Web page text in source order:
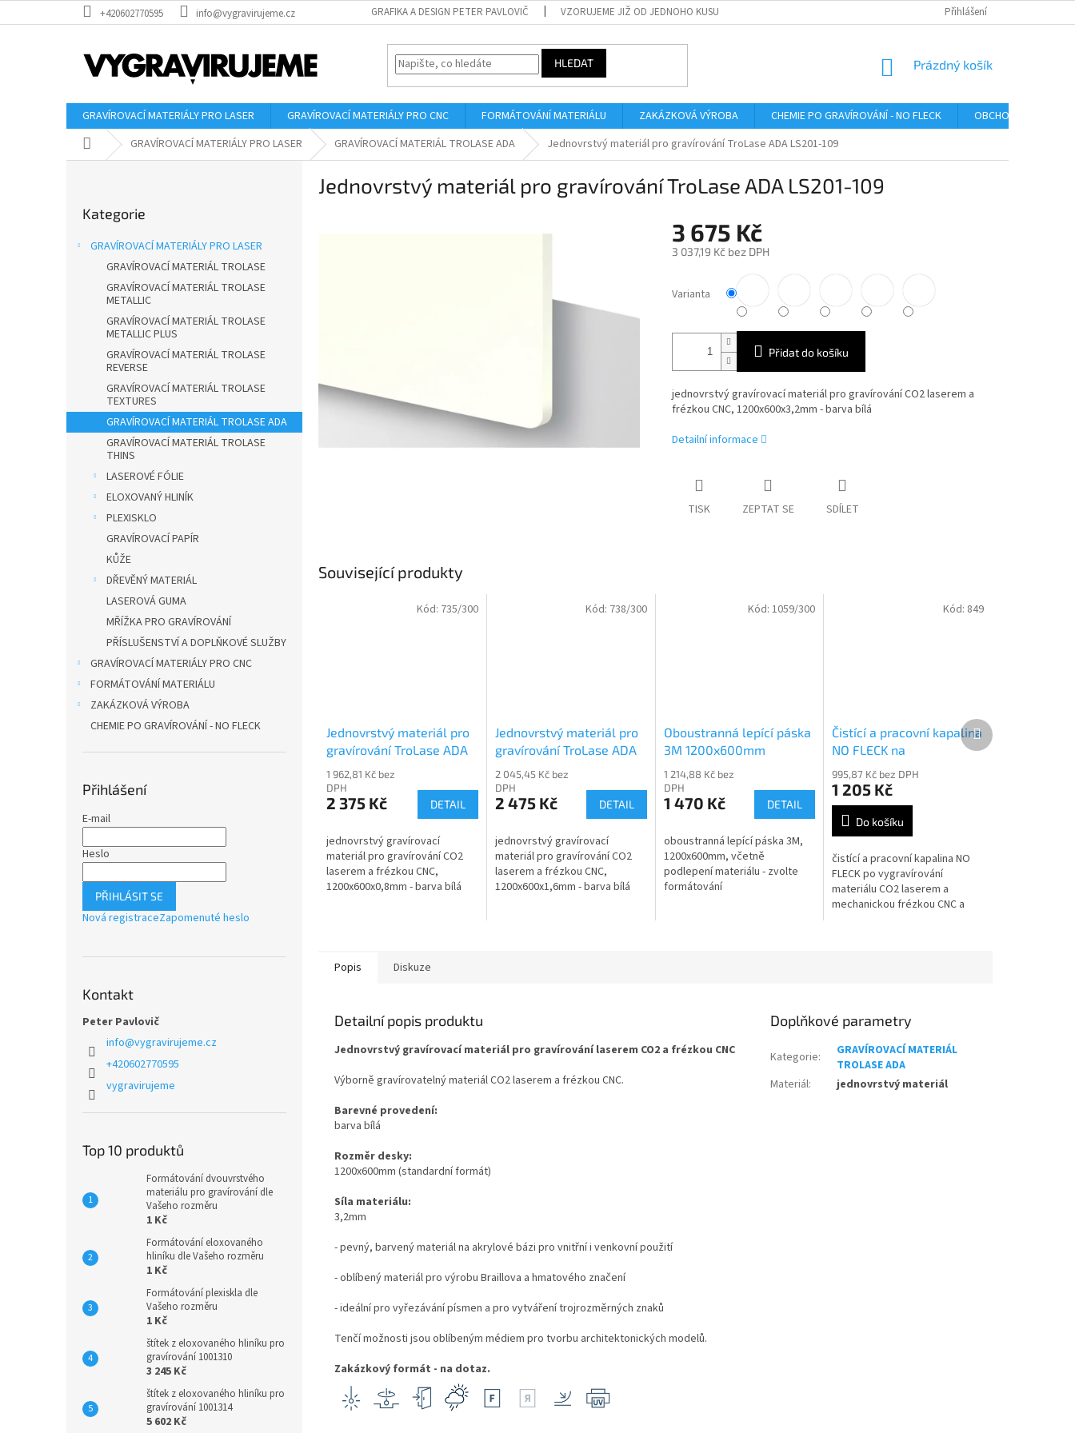
na
+420602770595 info@vygravirujeme.cz GRAFIKA A DESIGN PETER PAVLOVIČ VZORUJEME JIŽ OD JEDNOHO KUSU Přihlášení
HLEDAT
NÁKUPNÍ
Prázdný košík
GRAVÍROVACÍ MATERIÁLY PRO LASER GRAVÍROVACÍ MATERIÁLY PRO CNC FORMÁTOVÁNÍ MATERIÁLU ZAKÁZKOVÁ VÝROBA CHEMIE PO GRAVÍROVÁNÍ - NO FLECK
OBCHODNÍ
Domů GRAVÍROVACÍ MATERIÁLY PRO LASER GRAVÍROVACÍ MATERIÁL TROLASE ADA Jednovrstvý materiál pro gravírování TroLase ADA LS201-109
kategorie
Kategorie
GRAVÍROVACÍ MATERIÁLY PRO LASER
GRAVÍROVACÍ MATERIÁL TROLASE
GRAVÍROVACÍ MATERIÁL TROLASE
METALLIC
GRAVÍROVACÍ MATERIÁL TROLASE
METALLIC PLUS
GRAVÍROVACÍ MATERIÁL TROLASE
REVERSE
GRAVÍROVACÍ MATERIÁL TROLASE
TEXTURES
GRAVÍROVACÍ MATERIÁL TROLASE ADA
GRAVÍROVACÍ MATERIÁL TROLASE
THINS
LASEROVÉ FÓLIE
ELOXOVANÝ HLINÍK
PLEXISKLO
GRAVÍROVACÍ PAPÍR
KŮŽE
DŘEVĚNÝ MATERIÁL
LASEROVÁ GUMA
MŘÍŽKA PRO GRAVÍROVÁNÍ
PŘÍSLUŠENSTVÍ A DOPLŇKOVÉ SLUŽBY
GRAVÍROVACÍ MATERIÁLY PRO CNC
FORMÁTOVÁNÍ MATERIÁLU
ZAKÁZKOVÁ VÝROBA
CHEMIE PO GRAVÍROVÁNÍ - NO FLECK
Přihlášení
E-mail
Heslo
PŘIHLÁSIT SE
Nová registraceZapomenuté heslo
Kontakt
Peter Pavlovič
info@vygravirujeme.cz
+420602770595
vygravirujeme
Top 10 produktů
Formátování dvouvrstvého
materiálu pro gravírování dle
Vašeho rozměru
1 Kč
Formátování eloxovaného
hliníku dle Vašeho rozměru
1 Kč
Formátování plexiskla dle
Vašeho rozměru
1 Kč
štítek z eloxovaného hliníku pro
gravírování 1001310
3 245 Kč
štítek z eloxovaného hliníku pro
gravírování 1001314
5 602 Kč
Jednovrstvý materiál pro gravírování TroLase ADA LS201-109
3 675 Kč
3 037,19 Kč bez DPH
cena:
Varianta
Přidat do košíku
jednovrstvý gravírovací materiál pro gravírování CO2 laserem a
frézkou CNC, 1200x600x3,2mm - barva bílá
Detailní informace
TISK ZEPTAT SE SDÍLET
Související produkty
Jednovrstvý materiál pro
gravírování TroLase ADA
LS201-103
1 962,81 Kč bez
DPH
2 375 Kč DETAIL
jednovrstvý gravírovací
materiál pro gravírování CO2
laserem a frézkou CNC,
1200x600x0,8mm - barva bílá
Kód: 735/300
Jednovrstvý materiál pro
gravírování TroLase ADA
LS201-106
2 045,45 Kč bez
DPH
2 475 Kč DETAIL
jednovrstvý gravírovací
materiál pro gravírování CO2
laserem a frézkou CNC,
1200x600x1,6mm - barva bílá
Kód: 738/300
Oboustranná lepící páska
3M 1200x600mm
1 214,88 Kč bez
DPH
1 470 Kč DETAIL
oboustranná lepící páska 3M,
1200x600mm, včetně
podlepení materiálu - zvolte
formátování
Kód:1059/300
Čistící a pracovní kapalina
NO FLECK na
odgravírovaný materiál
995,87 Kč bez DPH
1 205 Kč
Do košíku
čistící a pracovní kapalina NO
FLECK po vygravírování
materiálu CO2 laserem a
mechanickou frézkou CNC a
Kód: 849
Další
produkt
Popis Diskuze
Detailní popis produktu
Jednovrstvý gravírovací materiál pro gravírování laserem CO2 a frézkou CNC
Výborně gravírovatelný materiál CO2 laserem a frézkou CNC.
Barevné provedení:
barva bílá
Rozměr desky:
1200x600mm (standardní formát)
Síla materiálu:
3,2mm
- pevný, barvený materiál na akrylové bázi pro vnitřní i venkovní použití
- oblíbený materiál pro výrobu Braillova a hmatového značení
- ideální pro vyřezávání písmen a pro vytváření trojrozměrných znaků
Tenčí možnosti jsou oblíbeným médiem pro tvorbu architektonických modelů.
Zakázkový formát - na dotaz.
Doplňkové parametry
Kategorie:
GRAVÍROVACÍ MATERIÁL
TROLASE ADA
Materiál: jednovrstvý materiál